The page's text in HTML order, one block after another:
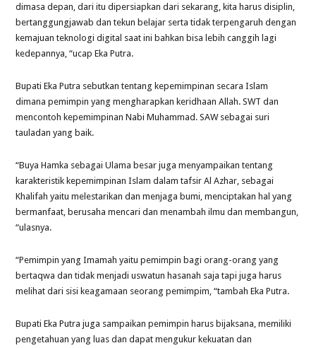
dimasa depan, dari itu dipersiapkan dari sekarang, kita harus disiplin,
bertanggungjawab dan tekun belajar serta tidak terpengaruh dengan
kemajuan teknologi digital saat ini bahkan bisa lebih canggih lagi
kedepannya, “ucap Eka Putra.
Bupati Eka Putra sebutkan tentang kepemimpinan secara Islam
dimana pemimpin yang mengharapkan keridhaan Allah. SWT dan
mencontoh kepemimpinan Nabi Muhammad. SAW sebagai suri
tauladan yang baik.
“Buya Hamka sebagai Ulama besar juga menyampaikan tentang
karakteristik kepemimpinan Islam dalam tafsir Al Azhar, sebagai
Khalifah yaitu melestarikan dan menjaga bumi, menciptakan hal yang
bermanfaat, berusaha mencari dan menambah ilmu dan membangun,
“ulasnya.
“Pemimpin yang Imamah yaitu pemimpin bagi orang-orang yang
bertaqwa dan tidak menjadi uswatun hasanah saja tapi juga harus
melihat dari sisi keagamaan seorang pemimpim, “tambah Eka Putra.
Bupati Eka Putra juga sampaikan pemimpin harus bijaksana, memiliki
pengetahuan yang luas dan dapat mengukur kekuatan dan